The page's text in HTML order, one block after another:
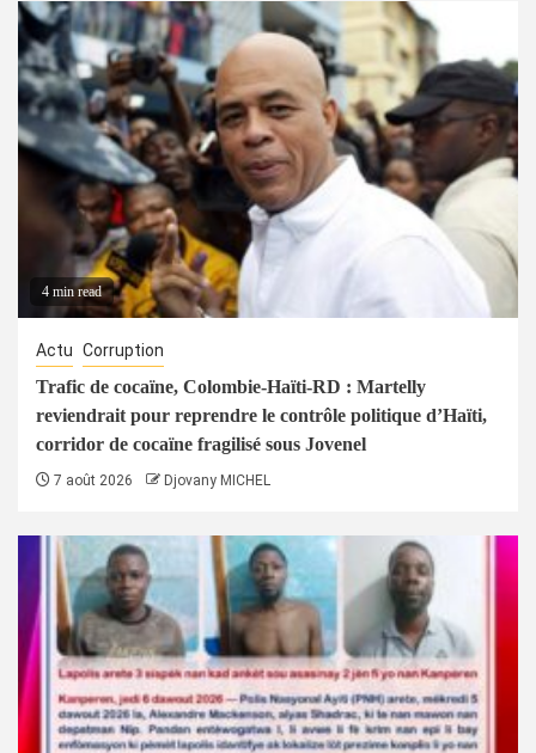
4 min read
Actu Corruption
Trafic de cocaïne, Colombie-Haïti-RD : Martelly
reviendrait pour reprendre le contrôle politique d’Haïti,
corridor de cocaïne fragilisé sous Jovenel
7 août 2026 Djovany MICHEL